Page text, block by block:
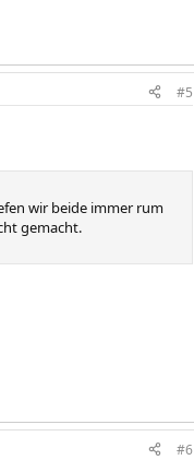
#5
wir beide immer rum
gemacht.
#6